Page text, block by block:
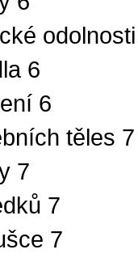
6
6
těles 7
7
7
7